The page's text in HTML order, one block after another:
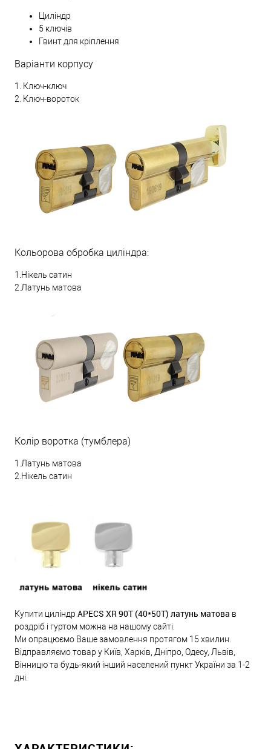
Циліндр
5 ключів
Гвинт для кріплення
Варіанти корпусу
1. Ключ-ключ
2. Ключ-вороток
Кольорова обробка циліндра:
1.Нікель сатин
2.Латунь матова
Колір воротка (тумблера)
1.Латунь матова
2.Нікель сатин
Купити циліндр APECS XR 90T (40*50T) латунь матова в
роздріб і гуртом можна на нашому сайті.
Ми опрацюємо Ваше замовлення протягом 15 хвилин.
Відправляємо товар у Київ, Харків, Дніпро, Одесу, Львів,
Вінницю та будь-який інший населений пункт України за 1-2
дні.